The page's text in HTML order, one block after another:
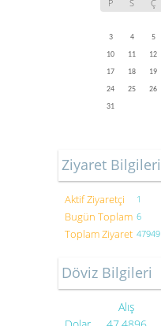
P S Ç
3
4 5
10
11 12
17
18 19
24
25 26
31
Ziyaret Bilgileri
Aktif Ziyaretçi 1
Bugün Toplam 6
Toplam Ziyaret 47949
Döviz Bilgileri
Alış